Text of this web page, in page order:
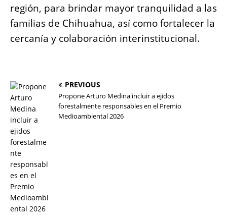
región, para brindar mayor tranquilidad a las
familias de Chihuahua, así como fortalecer la
cercanía y colaboración interinstitucional.
PREVIOUS
Propone Arturo Medina incluir a ejidos
forestalmente responsables en el Premio
Medioambiental 2026